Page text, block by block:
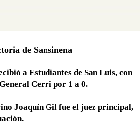
de Sansinena
a Estudiantes de San Luis, con
Cerri por 1 a 0.
Joaquín Gil fue el juez principal,